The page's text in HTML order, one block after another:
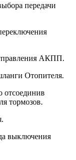
передачи
АКПП.
Отопителя.
отсоединив
тормозов.
выключения